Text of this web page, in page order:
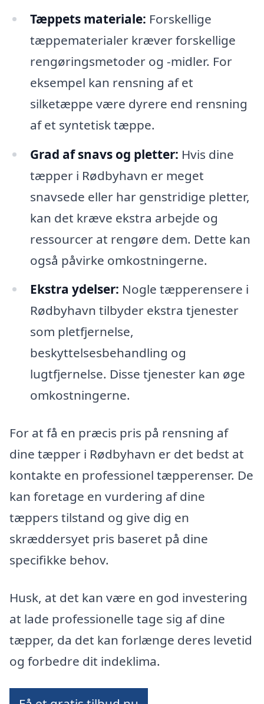
Tæppets materiale: Forskellige
tæppematerialer kræver forskellige
rengøringsmetoder og -midler. For
eksempel kan rensning af et
silketæppe være dyrere end rensning
af et syntetisk tæppe.
Grad af snavs og pletter: Hvis dine
tæpper i Rødbyhavn er meget
snavsede eller har genstridige pletter,
kan det kræve ekstra arbejde og
ressourcer at rengøre dem. Dette kan
også påvirke omkostningerne.
Ekstra ydelser: Nogle tæpperensere i
Rødbyhavn tilbyder ekstra tjenester
som pletfjernelse,
beskyttelsesbehandling og
lugtfjernelse. Disse tjenester kan øge
omkostningerne.
For at få en præcis pris på rensning af
dine tæpper i Rødbyhavn er det bedst at
kontakte en professionel tæpperenser. De
kan foretage en vurdering af dine
tæppers tilstand og give dig en
skræddersyet pris baseret på dine
specifikke behov.
Husk, at det kan være en god investering
at lade professionelle tage sig af dine
tæpper, da det kan forlænge deres levetid
og forbedre dit indeklima.